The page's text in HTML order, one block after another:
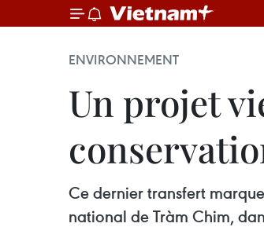
ENVIRONNEMENT
Un projet
Ce dernier transfert
national de Tràm Chim,